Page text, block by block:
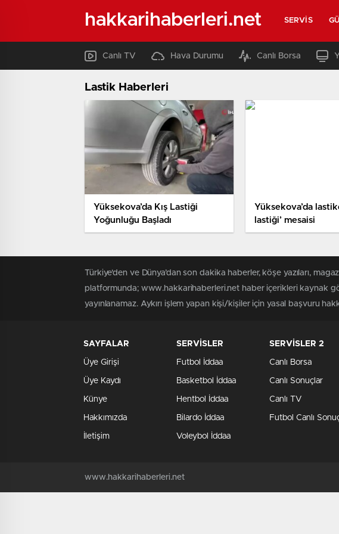
hakkarihaberleri.net SERVIS
Canlı TV Hava Durumu Canlı Borsa
Lastik Haberleri
Yüksekova’da Kış Lastiği
Yoğunluğu Başladı
Yüksekova’da
lastiği’ mesaisi
Türkiye'den ve Dünya’dan son dakika haberler, köşe yazıları,
platformunda; www.hakkarihaberleri.net haber içerikleri kaynak
yayınlanamaz. Aykırı işlem yapan kişi/kişiler için yasal başvuru
SAYFALAR
Üye Girişi
Üye Kaydı
Künye
Hakkımızda
İletişim
SERVİSLER
Futbol İddaa
Basketbol İddaa
Hentbol İddaa
Bilardo İddaa
Voleybol İddaa
SERVİSLER 2
Canlı Borsa
Canlı Sonuçlar
Canlı TV
Futbol Canlı
www.hakkarihaberleri.net